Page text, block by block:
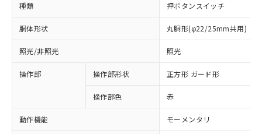
種類 押ボタンスイッチ
胴体形状 丸胴形(φ22/25mm共用)
照光/非照光 照光
操作部 操作部形状 正方形 ガード形
操作部色 赤
動作機能 モーメンタリ